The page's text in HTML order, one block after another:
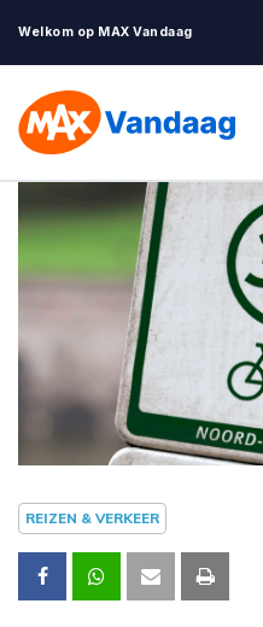
Welkom op MAX Vandaag
REIZEN & VERKEER